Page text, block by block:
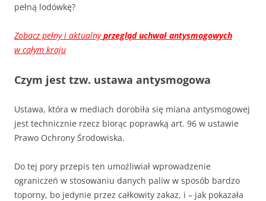
pełną lodówkę?
Zobacz pełny i aktualnyprzegląd uchwał antysmogowych
w całym kraju
Czym jest tzw. ustawa antysmogowa
Ustawa, która w mediach dorobiła się miana antysmogowej
jest technicznie rzecz biorąc poprawką art. 96 w ustawie
Prawo Ochrony Środowiska.
Do tej pory przepis ten umożliwiał wprowadzenie
ograniczeń w stosowaniu danych paliw w sposób bardzo
toporny, bo jedynie przez całkowity zakaz, i – jak pokazała